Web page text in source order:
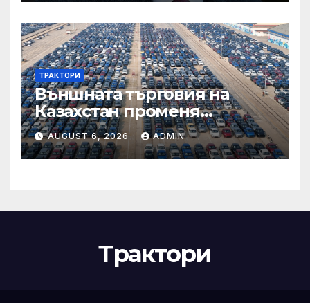
ТРАКТОРИ
Външната търговия на
Казахстан променя
структурата си – шест
тенденции
AUGUST 6, 2026 ADMIN
Трактори